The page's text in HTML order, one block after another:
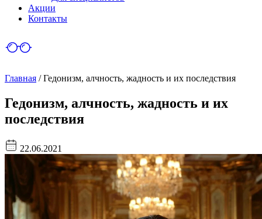
Акции
Контакты
Главная /Гедонизм, алчность, жадность и их последствия
Гедонизм, алчность, жадность и их
последствия
22.06.2021